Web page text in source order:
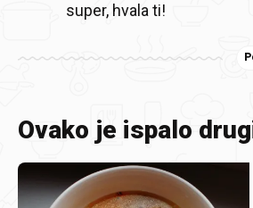
super, hvala ti!
Ovako je ispalo